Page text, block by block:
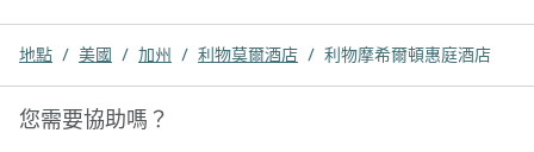
地點 / 美國 / 加州 / 利物莫爾酒店 / 利物摩希爾頓惠庭酒店
您需要協助嗎？